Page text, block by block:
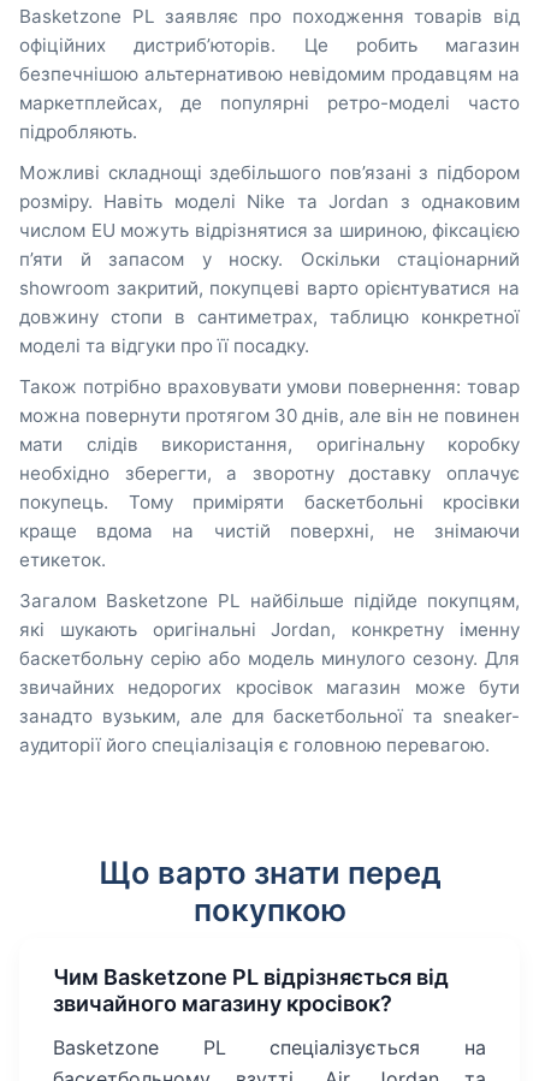
Basketzone PL заявляє про походження товарів від
офіційних дистриб’юторів. Це робить магазин
безпечнішою альтернативою невідомим продавцям на
маркетплейсах, де популярні ретро-моделі часто
підробляють.
Можливі складнощі здебільшого пов’язані з підбором
розміру. Навіть моделі Nike та Jordan з однаковим
числом EU можуть відрізнятися за шириною, фіксацією
п’яти й запасом у носку. Оскільки стаціонарний
showroom закритий, покупцеві варто орієнтуватися на
довжину стопи в сантиметрах, таблицю конкретної
моделі та відгуки про її посадку.
Також потрібно враховувати умови повернення: товар
можна повернути протягом 30 днів, але він не повинен
мати слідів використання, оригінальну коробку
необхідно зберегти, а зворотну доставку оплачує
покупець. Тому приміряти баскетбольні кросівки
краще вдома на чистій поверхні, не знімаючи
етикеток.
Загалом Basketzone PL найбільше підійде покупцям,
які шукають оригінальні Jordan, конкретну іменну
баскетбольну серію або модель минулого сезону. Для
звичайних недорогих кросівок магазин може бути
занадто вузьким, але для баскетбольної та sneaker-
аудиторії його спеціалізація є головною перевагою.
Що варто знати перед
покупкою
Чим Basketzone PL відрізняється від
звичайного магазину кросівок?
Basketzone PL спеціалізується на